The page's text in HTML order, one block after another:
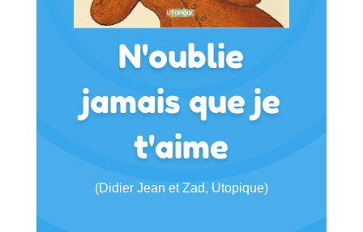
N'oublie
jamais que je
t'aime
(Didier Jean et Zad, Utopique)